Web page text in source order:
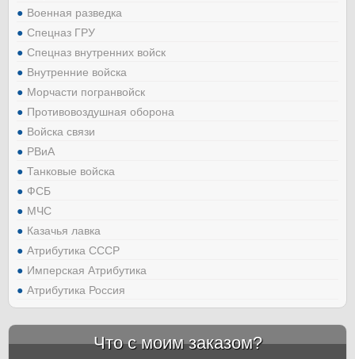
Военная разведка
Спецназ ГРУ
Спецназ внутренних войск
Внутренние войска
Морчасти погранвойск
Противовоздушная оборона
Войска связи
РВиА
Танковые войска
ФСБ
МЧС
Казачья лавка
Атрибутика СССР
Имперская Атрибутика
Атрибутика Россия
Что с моим заказом?